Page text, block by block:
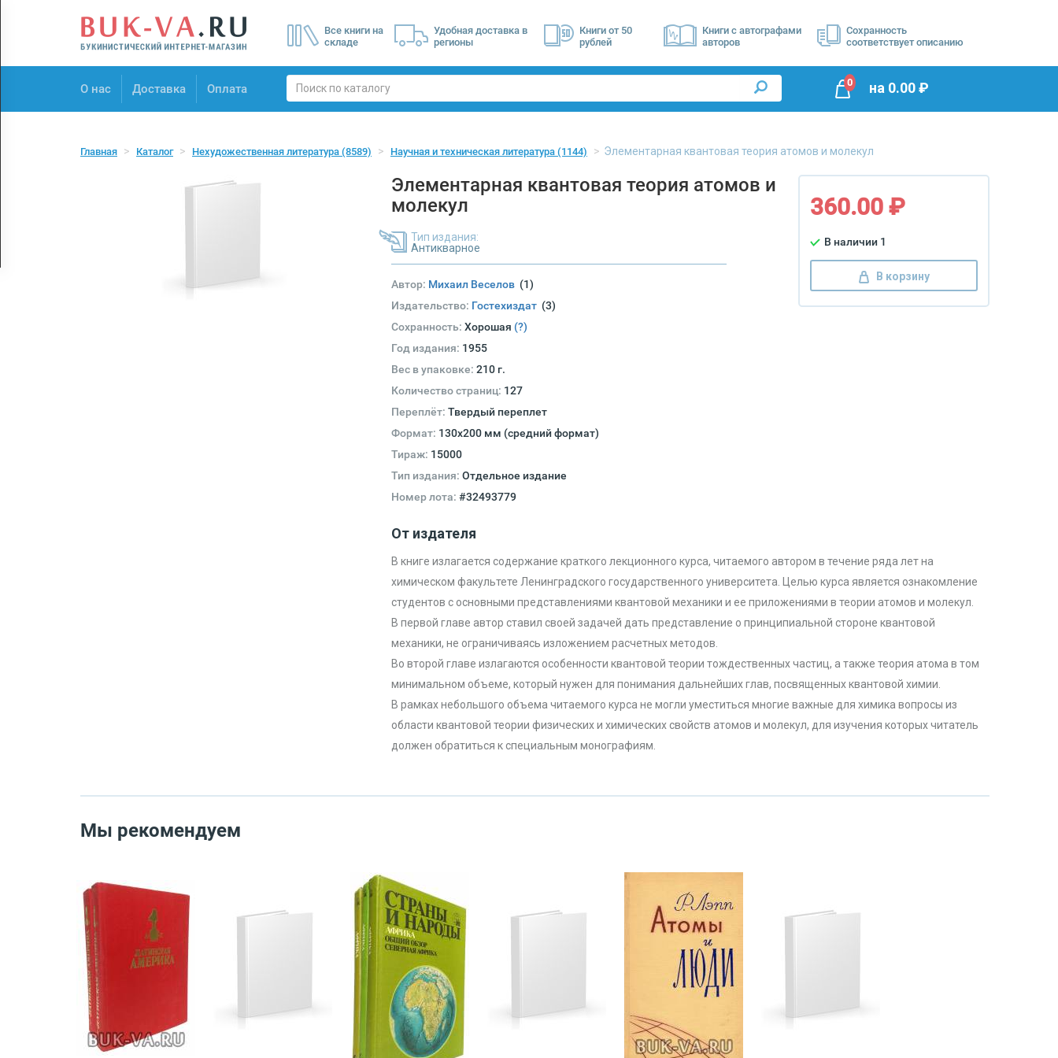
Все книги на
складе
Удобная доставка в
регионы
Книги от 50
рублей
Книги с автографами
авторов
Сохранность
соответствует описанию
О нас Доставка Оплата
О нас
0 на 0.00₽
Главная Каталог Нехудожественная литература (8589) Научная и техническая литература (1144) Элементарная квантовая теория атомов и молекул
360.00 ₽
В наличии 1
В корзину
Элементарная квантовая теория атомов и
молекул
Тип издания:
Антикварное
Автор: Михаил Веселов (1)
Издательство: Гостехиздат (3)
Сохранность: Хорошая (?)
Год издания: 1955
Вес в упаковке: 210 г.
Количество страниц: 127
Переплёт: Твердый переплет
Формат: 130х200 мм (средний формат)
Тираж: 15000
Тип издания: Отдельное издание
Номер лота: #32493779
От издателя
В книге излагается содержание краткого лекционного курса, читаемого автором в течение ряда лет на
химическом факультете Ленинградского государственного университета. Целью курса является ознакомление
студентов с основными представлениями квантовой механики и ее приложениями в теории атомов и молекул.
В первой главе автор ставил своей задачей дать представление о принципиальной стороне квантовой
механики, не ограничиваясь изложением расчетных методов.
Во второй главе излагаются особенности квантовой теории тождественных частиц, а также теория атома в том
минимальном объеме, который нужен для понимания дальнейших глав, посвященных квантовой химии.
В рамках небольшого объема читаемого курса не могли уместиться многие важные для химика вопросы из
области квантовой теории физических и химических свойств атомов и молекул, для изучения которых читатель
должен обратиться к специальным монографиям.
Мы рекомендуем